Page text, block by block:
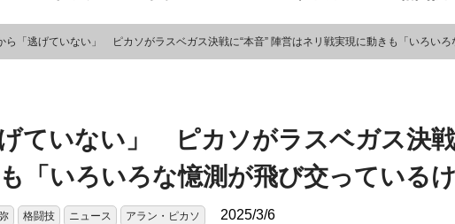
ら「逃げていない」 ピカソがラスベガス決戦に“本音” 陣営はネリ戦実現に動きも「いろいろ
ていない」 ピカソがラスベガス決
「いろいろな憶測が飛び交っているけ
格闘技 ニュース アラン・ピカソ 2025/3/6